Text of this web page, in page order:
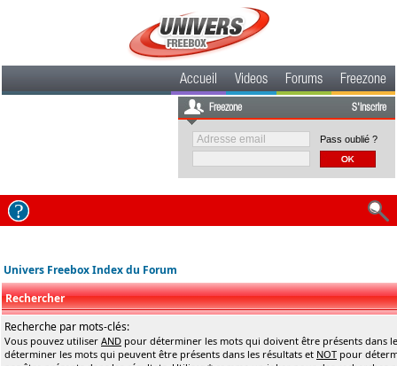
Accueil Videos Forums Freezone
Freezone S'inscrire
Pass oublié ?
Univers Freebox Index du Forum
Rechercher
Recherche par mots-clés:
Vous pouvez utiliser AND pour déterminer les mots qui doivent être présents dans
déterminer les mots qui peuvent être présents dans les résultats et NOT pour